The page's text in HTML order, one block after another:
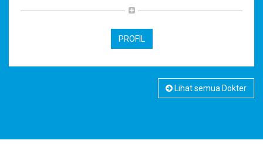
PROFIL
Lihat semua Dokter